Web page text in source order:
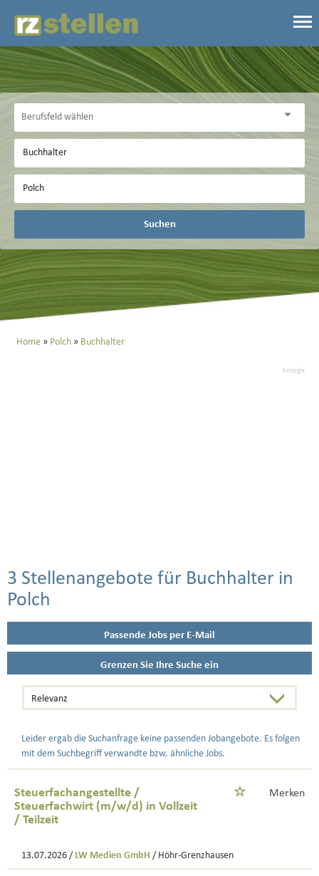
Suchen
Home Polch Buchhalter
Anzeige
3 Stellenangebote für Buchhalter in
Polch
Passende Jobs per E-Mail
Grenzen Sie Ihre Suche ein
Leider ergab die Suchanfrage keine passenden Jobangebote. Es folgen
mit dem Suchbegriff verwandte bzw. ähnliche Jobs.
Steuerfachangestellte /
Steuerfachwirt (m/w/d) in Vollzeit
/ Teilzeit
Merken
13.07.2026 / LW Medien GmbH / Höhr-Grenzhausen